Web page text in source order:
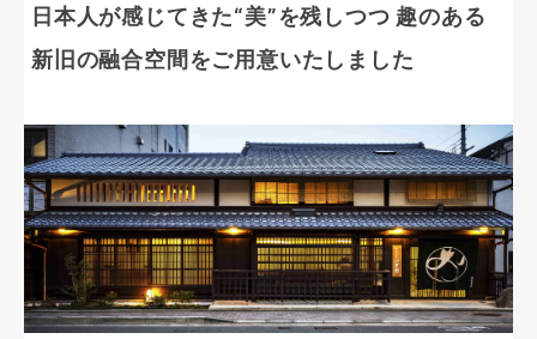
日本人が感じてきた“美”を残しつつ 趣のある
新旧の融合空間をご用意いたしました